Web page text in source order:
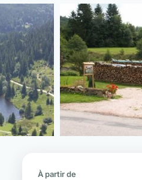
À partir de